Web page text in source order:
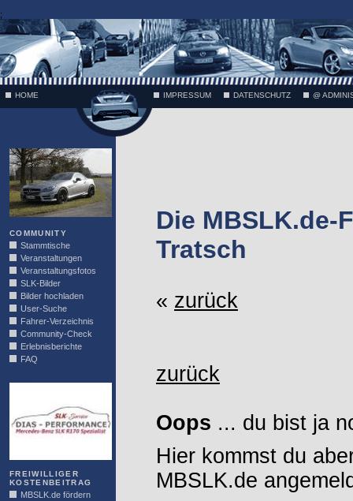
;
HOME IMPRESSUM DATENSCHUTZ @
COMMUNITY
Stammtische
Veranstaltungen
Veranstaltungsfotos
SLK-Bilder
Bilder hochladen
User-Suche
Fahrer-Verzeichnis
Community-Check
Erlebnisberichte
FAQ
FREIWILLIGER
KOSTENBEITRAG
MBSLK.de fördern
Die MBSLK.de-
Tratsch
« zurück
zurück
Oops ... du bist ja
Hier kommst du
MBSLK.de